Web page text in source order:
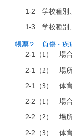
1-2 学校種別
1-3 学校種別
帳票２ 負傷・疾
2-1（1） 場合
2-1（2） 場所
2-1（3） 体育
2-2（1） 場合
2-2（2） 場所
2-2（3） 体育